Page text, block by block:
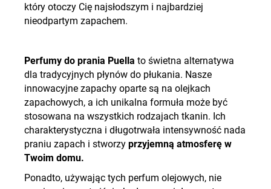
który otoczy Cię najsłodszym i najbardziej
nieodpartym zapachem.
Perfumy do prania Puella to świetna alternatywa
dla tradycyjnych płynów do płukania. Nasze
innowacyjne zapachy oparte są na olejkach
zapachowych, a ich unikalna formuła może być
stosowana na wszystkich rodzajach tkanin. Ich
charakterystyczna i długotrwała intensywność nada
praniu zapach i stworzy przyjemną atmosferę w
Twoim domu.
Ponadto, używając tych perfum olejowych, nie